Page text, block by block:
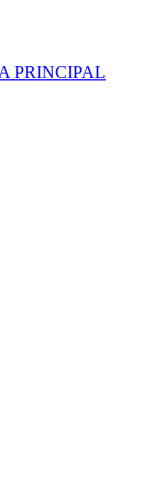
PRINCIPAL